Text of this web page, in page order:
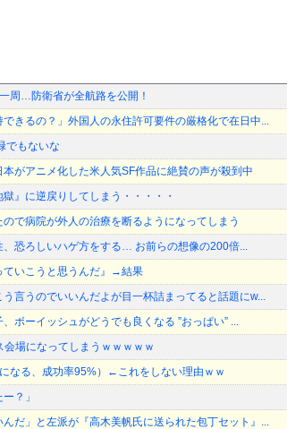
周…防衛省が全航路を公開！
できるの？」外国人の永住許可要件の厳格化で在日中...
でもないな
がアニメ化した米人気SF作品に絶賛の声が殺到中
』に逆戻りしてしまう・・・・・
で病院が外人の治療を断るようになってしまう
、恐ろしいハゲ方をする… お前らの想像の200倍...
ていこうと思うんだ』→結果
言うのでいいんだよが目一杯詰まってると話題にw...
ボーイッシュがどうでも良くなる ”おっぱい” ...
会場になってしまうｗｗｗｗｗ
なる、成功率95%）←これをしない理由ｗｗ
？」
んだ」と左派が『高木美帆氏に送られた包丁セット』...